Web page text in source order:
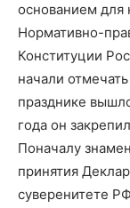
основанием для
Нормативно-
Конституции
начали
празднике
года он
Поначалу
принятия
суверенитете